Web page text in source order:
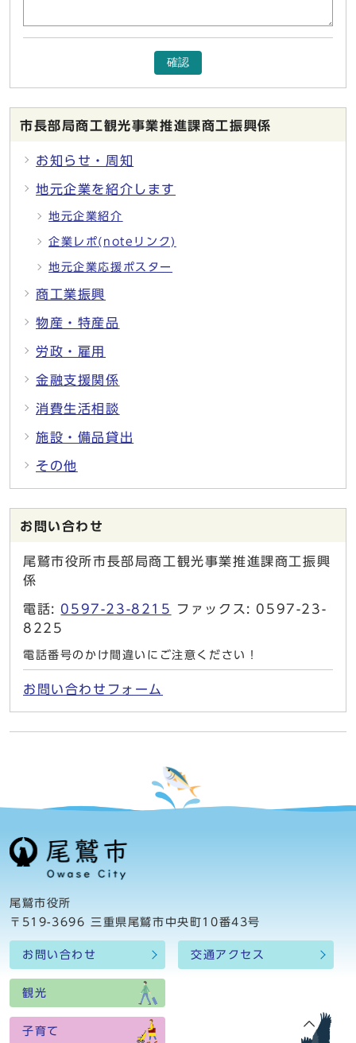
確認
市長部局商工観光事業推進課商工振興係
お知らせ・周知
地元企業を紹介します
地元企業紹介
企業レポ(noteリンク)
地元企業応援ポスター
商工業振興
物産・特産品
労政・雇用
金融支援関係
消費生活相談
施設・備品貸出
その他
お問い合わせ
尾鷲市役所市長部局商工観光事業推進課商工振興
係
電話: 0597-23-8215
ファックス: 0597-23-
8225
電話番号のかけ間違いにご注意ください！
お問い合わせフォーム
尾鷲市役所
〒519-3696 三重県尾鷲市中央町10番43号
お問い合わせ 交通アクセス
観光
子育て